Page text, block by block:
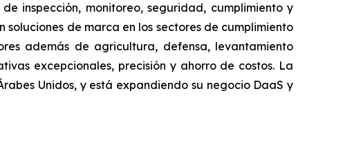
inspección, monitoreo, seguridad, cumplimiento y
de marca en los sectores de cumplimiento
además de agricultura, defensa, levantamiento
excepcionales, precisión y ahorro de costos. La
Unidos, y está expandiendo su negocio DaaS y